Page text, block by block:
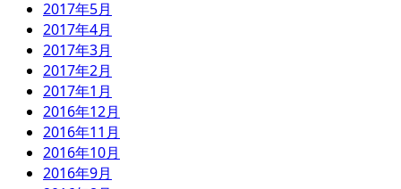
2017年5月
2017年4月
2017年3月
2017年2月
2017年1月
2016年12月
2016年11月
2016年10月
2016年9月